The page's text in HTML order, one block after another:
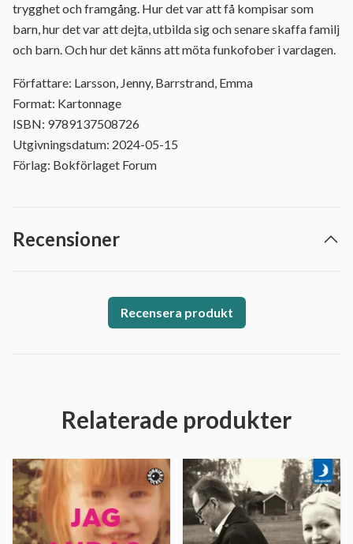
trygghet och framgång. Hur det var att få kompisar som
barn, hur det var att dejta, utbilda sig och senare skaffa familj
och barn. Och hur det känns att möta funkofober i vardagen.
Författare: Larsson, Jenny, Barrstrand, Emma
Format: Kartonnage
ISBN: 9789137508726
Utgivningsdatum: 2024-05-15
Förlag: Bokförlaget Forum
Recensioner
Recensera produkt
Relaterade produkter